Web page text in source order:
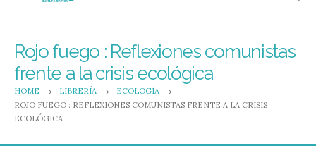
Rojo fuego : Reflexiones comunistas
frente a la crisis ecológica
HOME LIBRERÍA
ECOLOGÍA
ROJO FUEGO : REFLEXIONES COMUNISTAS FRENTE A LA CRISIS
ECOLÓGICA